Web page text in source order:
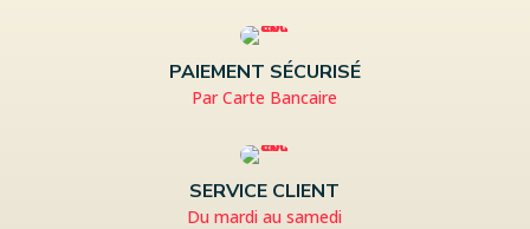
PAIEMENT SÉCURISÉ
Par Carte Bancaire
SERVICE CLIENT
Du mardi au samedi